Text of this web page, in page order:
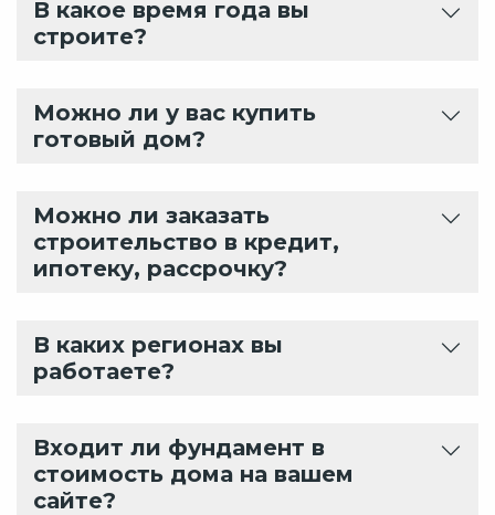
В какое время года вы
строите?
Можно ли у вас купить
готовый дом?
Можно ли заказать
строительство в кредит,
ипотеку, рассрочку?
В каких регионах вы
работаете?
Входит ли фундамент в
стоимость дома на вашем
сайте?